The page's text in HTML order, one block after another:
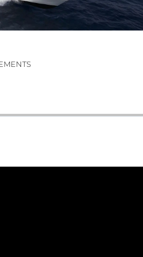
ÉQUIPE